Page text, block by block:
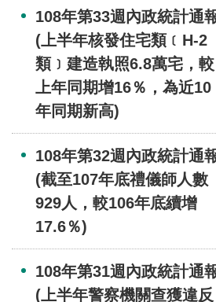
108年第33週內政統計通
(上半年核發住宅類﹝H-2
類﹞建造執照6.8萬宅，較
上年同期增16％，為近10
年同期新高)
108年第32週內政統計通
(截至107年底禮儀師人數
929人，較106年底續增
17.6％)
108年第31週內政統計通
(上半年警察機關查獲違反